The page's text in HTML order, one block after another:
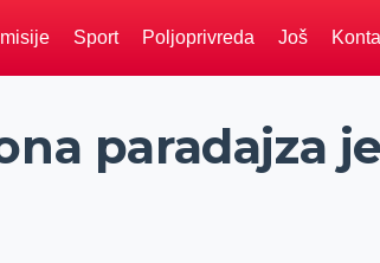
Sport Poljoprivreda Još
paradajza